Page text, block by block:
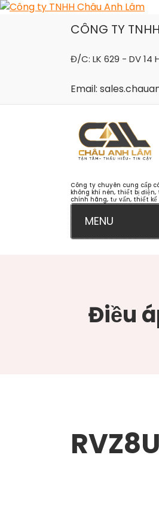
Skip
CÔNG TY
Đ/C: LK 629 - DV 14
Email:
Công ty chuyên cung cấp
không khí nén, thiết bị
chính hãng, tư vấn, thiết kế
MENU
Điều